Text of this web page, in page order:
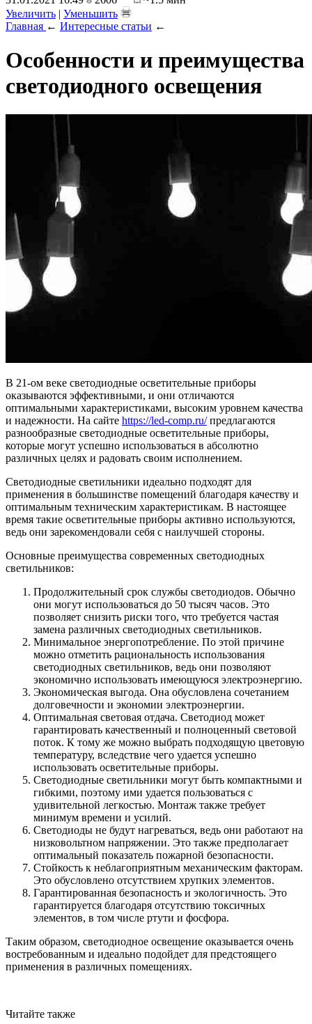
Увеличить | Уменьшить
Главная ← Интересные статьи ←
Особенности и преимущества
светодиодного освещения
В 21-ом веке светодиодные осветительные приборы
оказываются эффективными, и они отличаются
оптимальными характеристиками, высоким уровнем качества
и надежности. На сайте https://led-comp.ru/предлагаются
разнообразные светодиодные осветительные приборы,
которые могут успешно использоваться в абсолютно
различных целях и радовать своим исполнением.
Светодиодные светильники идеально подходят для
применения в большинстве помещений благодаря качеству и
оптимальным техническим характеристикам. В настоящее
время такие осветительные приборы активно используются,
ведь они зарекомендовали себя с наилучшей стороны.
Основные преимущества современных светодиодных
светильников:
Продолжительный срок службы светодиодов. Обычно
они могут использоваться до 50 тысяч часов. Это
позволяет снизить риски того, что требуется частая
замена различных светодиодных светильников.
Минимальное энергопотребление. По этой причине
можно отметить рациональность использования
светодиодных светильников, ведь они позволяют
экономично использовать имеющуюся электроэнергию.
Экономическая выгода. Она обусловлена сочетанием
долговечности и экономии электроэнергии.
Оптимальная световая отдача. Светодиод может
гарантировать качественный и полноценный световой
поток. К тому же можно выбрать подходящую цветовую
температуру, вследствие чего удается успешно
использовать осветительные приборы.
Светодиодные светильники могут быть компактными и
гибкими, поэтому ими удается пользоваться с
удивительной легкостью. Монтаж также требует
минимум времени и усилий.
Светодиоды не будут нагреваться, ведь они работают на
низковольтном напряжении. Это также предполагает
оптимальный показатель пожарной безопасности.
Стойкость к неблагоприятным механическим факторам.
Это обусловлено отсутствием хрупких элементов.
Гарантированная безопасность и экологичность. Это
гарантируется благодаря отсутствию токсичных
элементов, в том числе ртути и фосфора.
Таким образом, светодиодное освещение оказывается очень
востребованным и идеально подойдет для предстоящего
применения в различных помещениях.
Читайте также